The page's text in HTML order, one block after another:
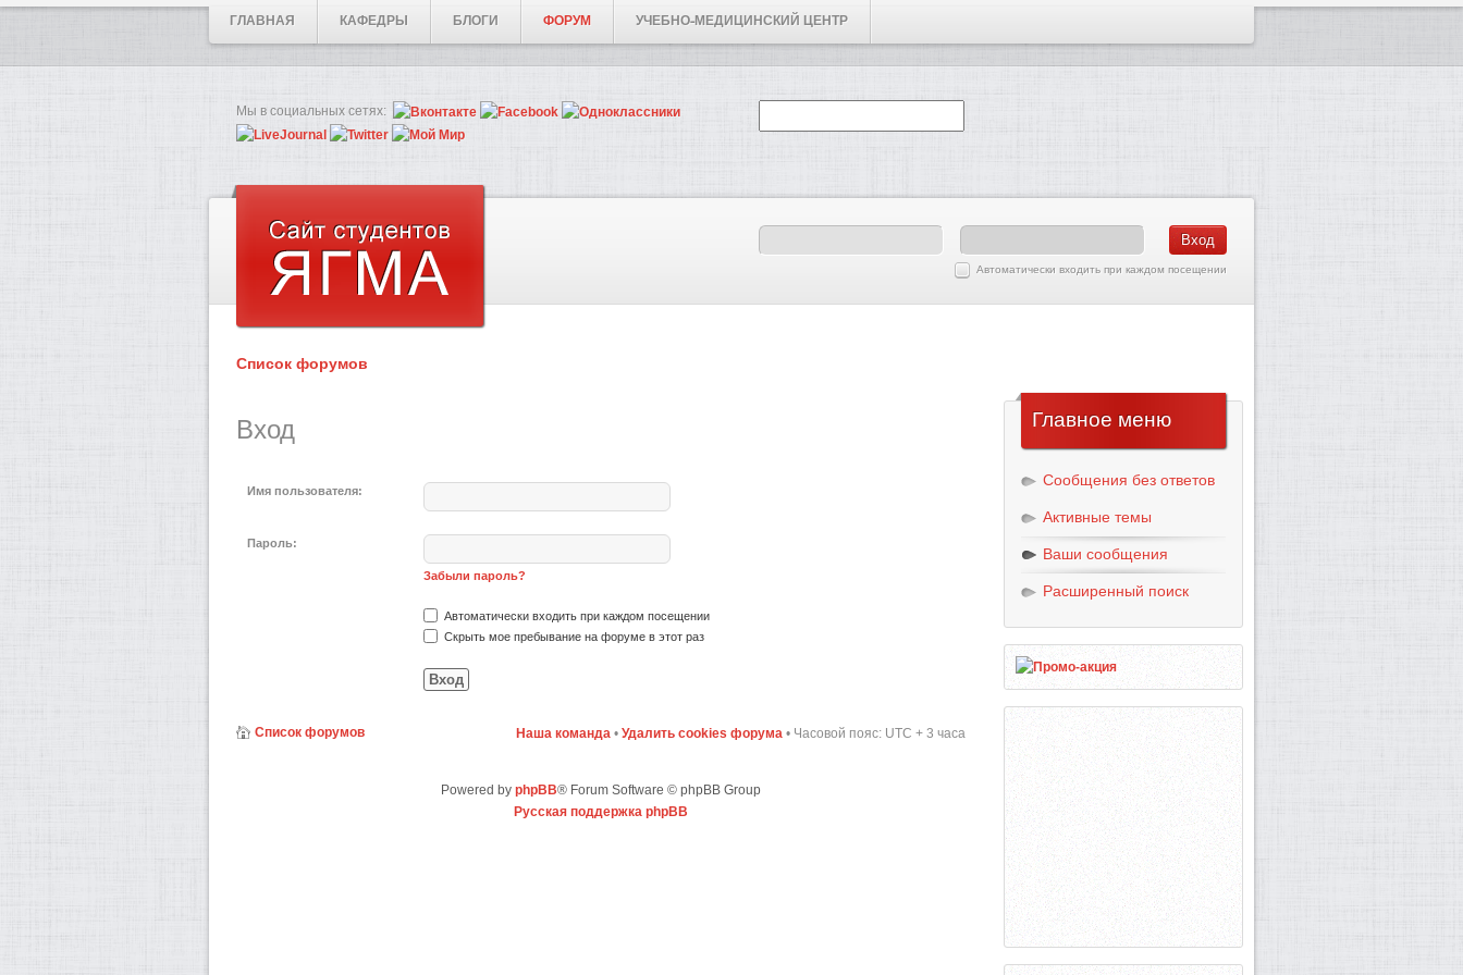
ГЛАВНАЯ КАФЕДРЫ БЛОГИ ФОРУМ УЧЕБНО-МЕДИЦИНСКИЙ ЦЕНТР
Мы в социальных сетях:
Автоматически входить при каждом посещении
Список форумов
Вход
Имя пользователя:
Пароль:
Забыли пароль?
Автоматически входить при каждом посещении
Скрыть мое пребывание на форуме в этот раз
Список форумов Наша команда • Удалить cookies форума • Часовой пояс: UTC + 3 часа
Powered by phpBB® Forum Software © phpBB Group
Русская поддержка phpBB
Главное меню
Сообщения без ответов
Активные темы
Ваши сообщения
Расширенный поиск